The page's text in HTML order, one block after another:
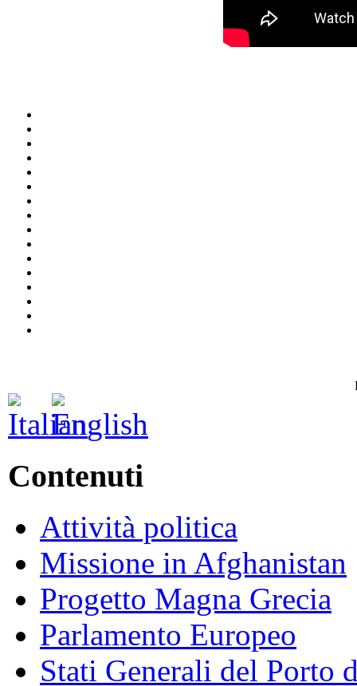
Contenuti
Attività politica
Missione in Afghanistan
Progetto Magna Grecia
Parlamento Europeo
Stati Generali del Porto